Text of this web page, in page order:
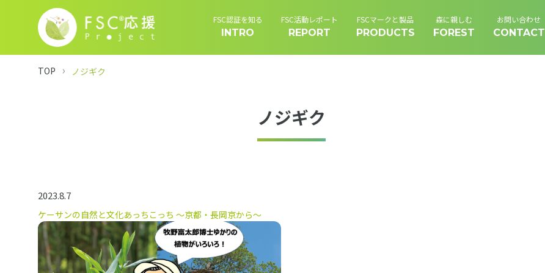
FSC認証を知る
INTRO
FSC活動レポート
REPORT
FSCマークと製品
PRODUCTS
森に親しむ
FOREST
お問い合わせ
CONTACT
TOP ノジギク
ノジギク
2023.8.7
ケーサンの自然と文化あっちこっち 〜京都・長岡京から〜